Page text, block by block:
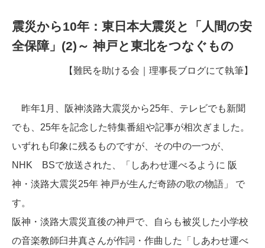
震災から10年：東日本大震災と「人間の安
全保障」(2)～ 神戸と東北をつなぐもの
【難民を助ける会｜理事長ブログにて執筆】
昨年1月、阪神淡路大震災から25年、テレビでも新聞
でも、25年を記念した特集番組や記事が相次ぎました。
いずれも印象に残るものですが、その中の一つが、
NHK BSで放送された、「しあわせ運べるように 阪
神・淡路大震災25年 神戸が生んだ奇跡の歌の物語」 で
す。
阪神・淡路大震災直後の神戸で、自らも被災した小学校
の音楽教師臼井真さんが作詞・作曲した「しあわせ運べ